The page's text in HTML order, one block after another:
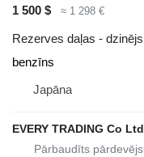
1 500 $ ≈ 1 298 €
Rezerves daļas - dzinējs
benzīns
Japāna
EVERY TRADING Co Ltd